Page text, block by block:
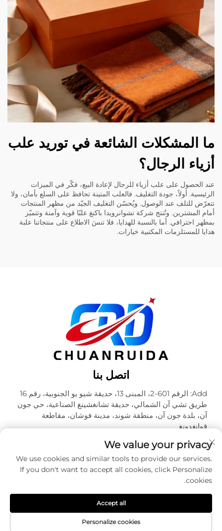
ما المشكلات الشائعة في توريد علب
أزياء الرجال؟
عند الحصول على علب أزياء للرجال لإعادة البيع، فكّر في الميزات
الرئيسية. أولاً، جودة التغليف. فالعلب المتينة تحافظ على السلع بأمان، ولا
تتعرّض للتلف عند الوصول. ويُحسّن التغليف الجيّد من مظهر المنتجات
أمام المشترين. وتُنتج شركة تشوانرويدا باكنغ علبًا قوية وآمنة وتتميّز
بمظهر احترافي. أما بالنسبة للهدايا، فلا تنسَ الاطلاع على منتجاتنا علبة
هدايا للمستلزمات المكتبية خيارات.
اتصل بنا
Add: الرقم 601-2، المبنى 13، حديقة شيو يو الجنوبية، رقم 16
طريق تشي آن الشمالي، حديقة تشانغشينغ الصناعية، حي جون
آن، بلدة جون آن، منطقة شوند، مدينة فوشان، مقاطعة
قوانغدونغ
هاتف:+86-18320933590
البريد الإلكتروني:[email protected]
حقوق الطبع والنشر © شركة فوشان تشوآنرويدا للتعبئة والتغليف
المحدودة. جميع الحقوق محفوظة -
We value your privacy
We use cookies and similar tools to provide our services.
If you don't want to accept all cookies, click Personalize
cookies.
Personalize cookies
Accept all